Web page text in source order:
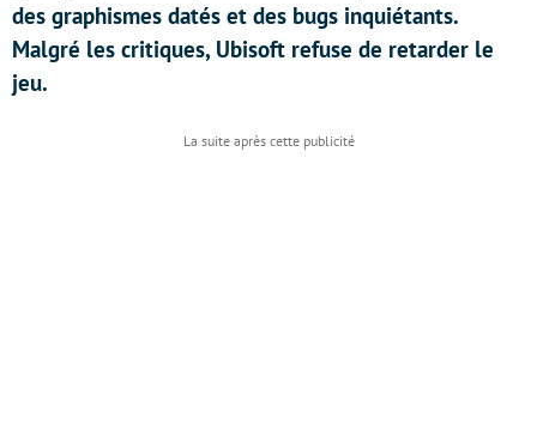
des graphismes datés et des bugs inquiétants.
Malgré les critiques, Ubisoft refuse de retarder le
jeu.